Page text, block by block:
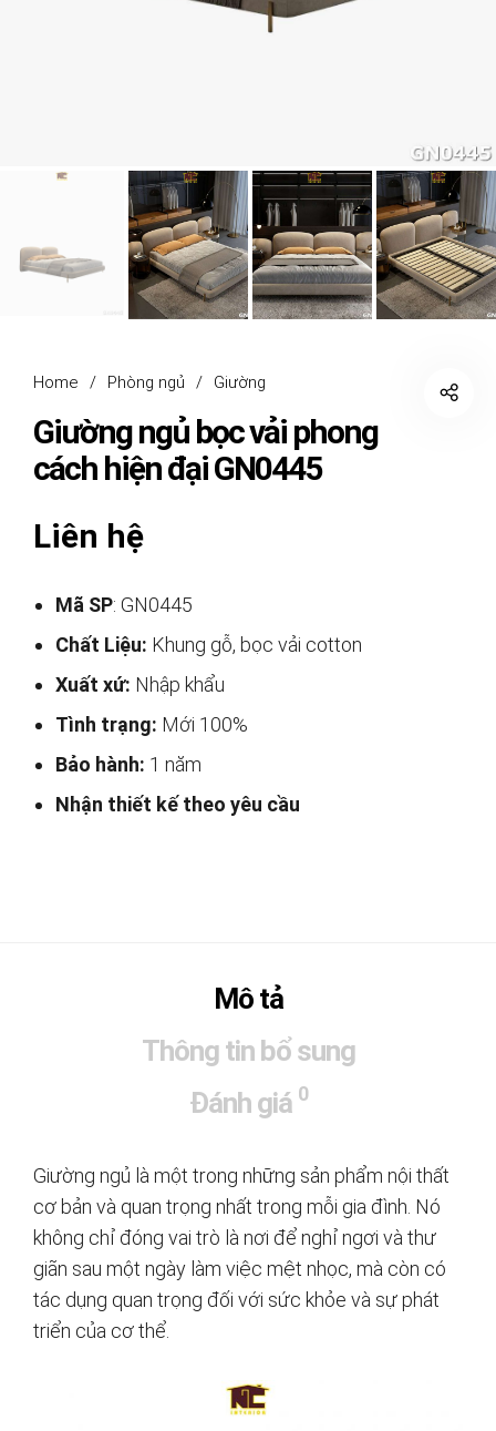
Home / Phòng ngủ / Giường
Giường ngủ bọc vải phong
cách hiện đại GN0445
Liên hệ
Mã SP: GN0445
Chất Liệu: Khung gỗ, bọc vải cotton
Xuất xứ: Nhập khẩu
Tình trạng: Mới 100%
Bảo hành: 1 năm
Nhận thiết kế theo yêu cầu
Mô tả
Thông tin bổ sung
Đánh giá 0
Giường ngủ là một trong những sản phẩm nội thất
cơ bản và quan trọng nhất trong mỗi gia đình. Nó
không chỉ đóng vai trò là nơi để nghỉ ngơi và thư
giãn sau một ngày làm việc mệt nhọc, mà còn có
tác dụng quan trọng đối với sức khỏe và sự phát
triển của cơ thể.